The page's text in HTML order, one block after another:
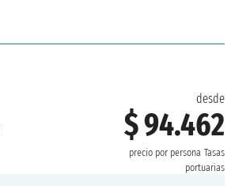
desde
$ 94.462
precio por persona Tasas
portuarias